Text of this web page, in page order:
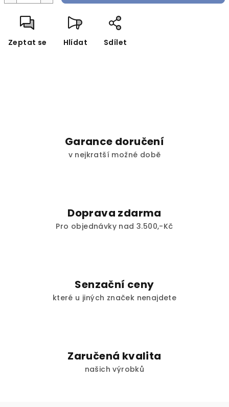
Zeptat se Hlídat Sdílet
Garance doručení
v nejkratší možné době
Doprava zdarma
Pro objednávky nad 3.500,-Kč
Senzační ceny
které u jiných značek nenajdete
Zaručená kvalita
našich výrobků